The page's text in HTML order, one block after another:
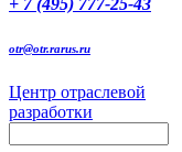
otr@otr.rarus.ru
Центр отраслевой
разработки